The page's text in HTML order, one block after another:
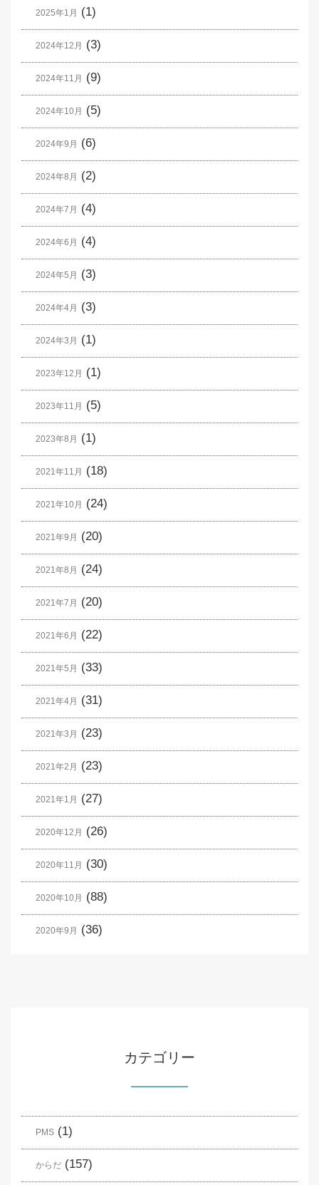
2025年1月 (1)
2024年12月 (3)
2024年11月 (9)
2024年10月 (5)
2024年9月 (6)
2024年8月 (2)
2024年7月 (4)
2024年6月 (4)
2024年5月 (3)
2024年4月 (3)
2024年3月 (1)
2023年12月 (1)
2023年11月 (5)
2023年8月 (1)
2021年11月 (18)
2021年10月 (24)
2021年9月 (20)
2021年8月 (24)
2021年7月 (20)
2021年6月 (22)
2021年5月 (33)
2021年4月 (31)
2021年3月 (23)
2021年2月 (23)
2021年1月 (27)
2020年12月 (26)
2020年11月 (30)
2020年10月 (88)
2020年9月 (36)
カテゴリー
PMS (1)
からだ (157)